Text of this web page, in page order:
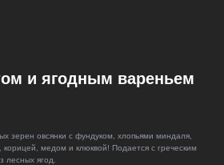
и ягодным вареньем
зерен овсянки с фундуком, хлопьями миндаля,
медом и клюквой! Подается с греческим
ягод.